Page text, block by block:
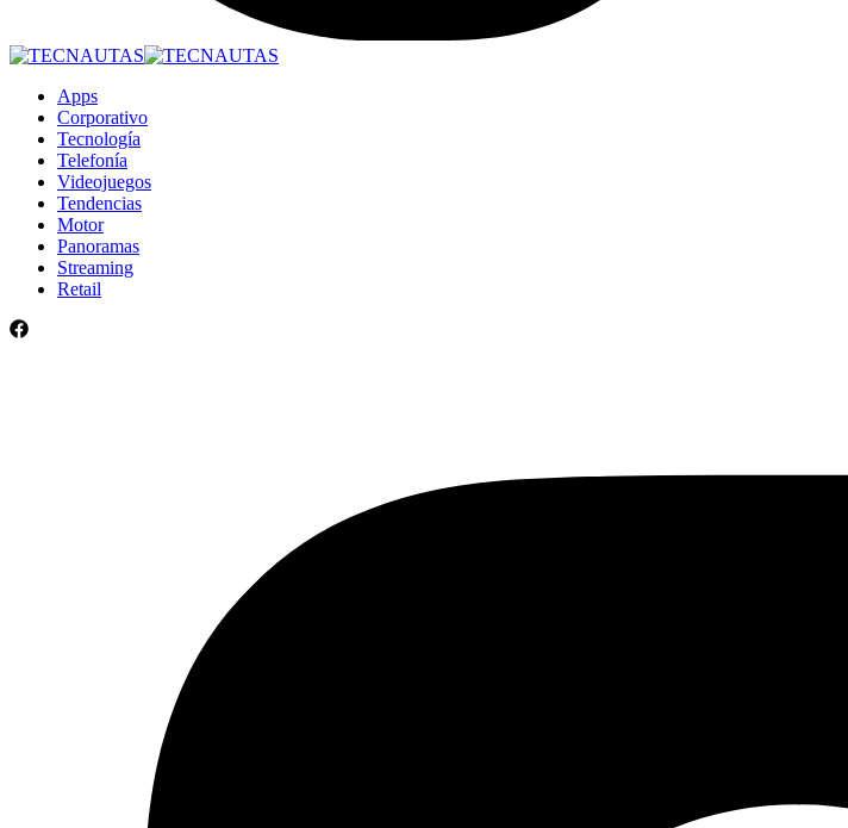
Apps
Corporativo
Tecnología
Telefonía
Videojuegos
Tendencias
Motor
Panoramas
Streaming
Retail